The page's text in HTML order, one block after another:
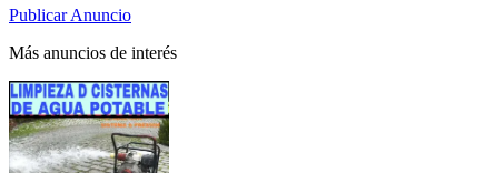
Publicar Anuncio
Más anuncios de interés